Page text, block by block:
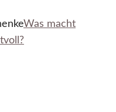
Was macht